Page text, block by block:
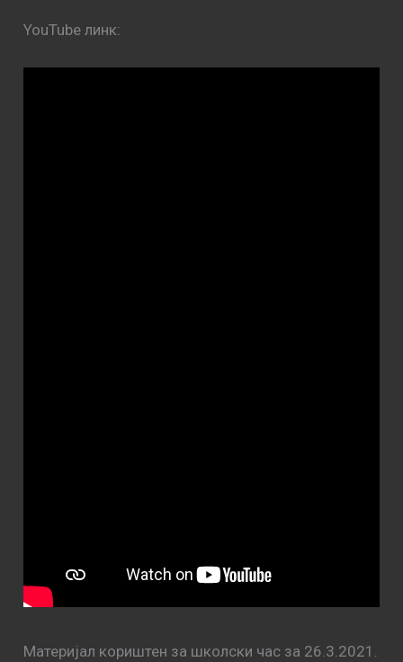
YouTube линк:
Материјал кориштен за школски час за 26.3.2021.